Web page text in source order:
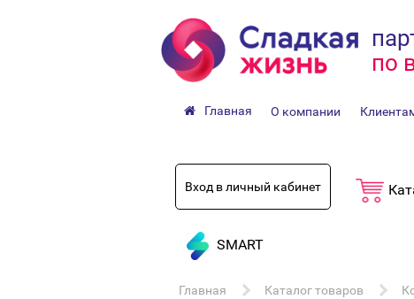
по
Главная О компании
Вход в личный кабинет
SMART
Главная Каталог товаров